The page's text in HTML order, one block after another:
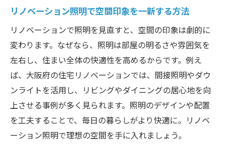
リノベーション照明がもたらす空間の魅力
照明選びでリノベーション効果を高めるコ
ツ
リノベーション照明で雰囲気を自在に演出
照明の工夫がリノベーション価値を向上
リノベーション照明選びで印象を劇的に変
化
大阪府で叶える理想のリノベーション照明
大阪府リノベーションに最適な照明提案
リノベーション照明で空間印象を一新する方法
リノベーションで照明を見直すと、空間の印象は劇的に
変わります。なぜなら、照明は部屋の明るさや雰囲気を
左右し、住まい全体の快適性を高めるからです。例え
ば、大阪府の住宅リノベーションでは、間接照明やダウ
ンライトを活用し、リビングやダイニングの居心地を向
上させる事例が多く見られます。照明のデザインや配置
を工夫することで、毎日の暮らしがより快適に。リノベ
ーション照明で理想の空間を手に入れましょう。